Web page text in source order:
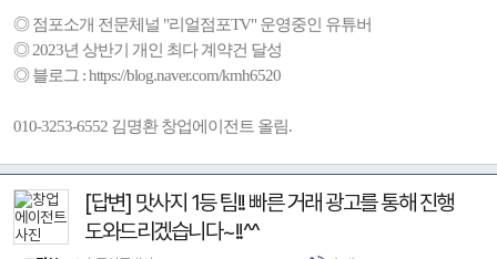
◎ 점포소개 전문체널 "리얼점포TV" 운영중인 유튜버
◎ 2023년 상반기 개인 최다 계약건 달성
◎ 블로그 : https://blog.naver.com/kmh6520
010-3253-6552 김명환 창업에이전트 올림.
[답변] 맛사지 1등 팀!! 빠른 거래 광고를 통해 진행
도와드리겠습니다~!!^^